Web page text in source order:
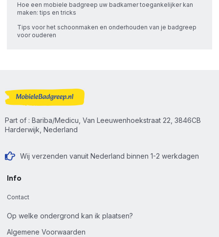
Hoe een mobiele badgreep uw badkamer toegankelijker kan
maken: tips en tricks
Tips voor het schoonmaken en onderhouden van je badgreep
voor ouderen
Part of : Bariba/Medicu, Van Leeuwenhoekstraat 22, 3846CB
Harderwijk, Nederland
Wij verzenden vanuit Nederland binnen 1-2 werkdagen
Info
Contact
Op welke ondergrond kan ik plaatsen?
Algemene Voorwaarden